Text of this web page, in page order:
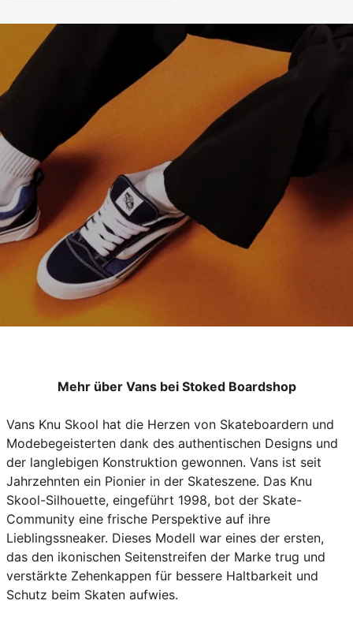
Mehr über Vans bei Stoked Boardshop
Vans Knu Skool hat die Herzen von Skateboardern und
Modebegeisterten dank des authentischen Designs und
der langlebigen Konstruktion gewonnen. Vans ist seit
Jahrzehnten ein Pionier in der Skateszene. Das Knu
Skool-Silhouette, eingeführt 1998, bot der Skate-
Community eine frische Perspektive auf ihre
Lieblingssneaker. Dieses Modell war eines der ersten,
das den ikonischen Seitenstreifen der Marke trug und
verstärkte Zehenkappen für bessere Haltbarkeit und
Schutz beim Skaten aufwies.